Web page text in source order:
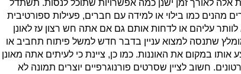
לאורך זמן ישנן כמה אפשרויות שתוכל לנסות. תשתדל
מהנים כמו בילוי או למידה עם חברים, פעילות ספורטיבית
עליהם או לדחות אותם גם אם אתה חש רצון עז לאונן
שתנסה למצוא עניין בדבר חדש למשל פיתוח תחביב או
אותו במקום את האוננות. כמו כן, ציינת כי לעיתים אתה מאונן
חשוב לציין שסרטים פורנוגרפיים יוצרים תמונה לא